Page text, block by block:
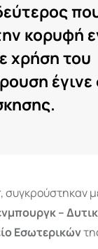
κορυφή
χρήση του
έγινε
–
Εσωτερικών